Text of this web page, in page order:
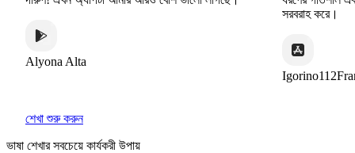
Alyona Alta
সরবরাহ করে।
Igorino112France
শেখা শুরু করুন
ভাষা শেখার সবচেয়ে কার্যকরী উপায়